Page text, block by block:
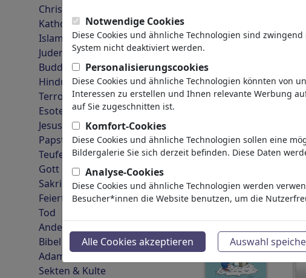
Christentum
Katholizismus
Islam
Judentum
Buddhismus
Hinduismus
Terrorismus
Esoterik
Jesus Christus
Papst
Teufel & Hölle
Gott & Himmel
Sakrileg & Sünde
Feiertage
Tod
Andere Religionen
Bibel
Adam & Eva
Sekten & Kulte
Gunther von Hagens
Rest in peace
Notwendige Cookies
Diese Cookies und ähnliche Technologien sind
System nicht deaktiviert werden.
Personalisierungscookies
Diese Cookies und ähnliche Technologien könnten von
Interessen zu erstellen und Ihnen relevante Werbung
auf Sie zugeschnitten ist.
Komfort-Cookies
Diese Cookies und ähnliche Technologien sollen eine
Bildergalerie Sie sich derzeit befinden. Diese Daten
Analyse-Cookies
Diese Cookies und ähnliche Technologien werden
Besucher*innen die Website benutzen, um die
Alle Cookies akzeptieren Auswahl